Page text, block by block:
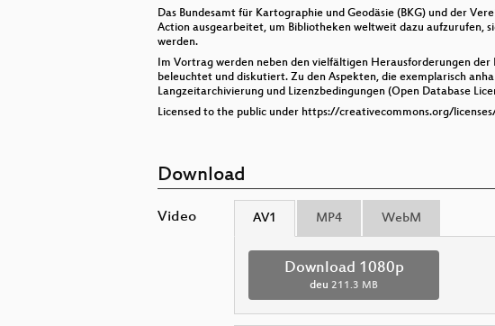
Das Bundesamt für Kartographie und Geodäsie (BKG) und der
Action ausgearbeitet, um Bibliotheken weltweit dazu aufzurufen,
werden.
Im Vortrag werden neben den vielfältigen Herausforderungen
beleuchtet und diskutiert. Zu den Aspekten, die exemplarisch
Langzeitarchivierung und Lizenzbedingungen (Open Database
Licensed to the public under https://creativecommons.org/
Download
Video AV1 MP4 WebM
Download 1080p
deu 211.3 MB